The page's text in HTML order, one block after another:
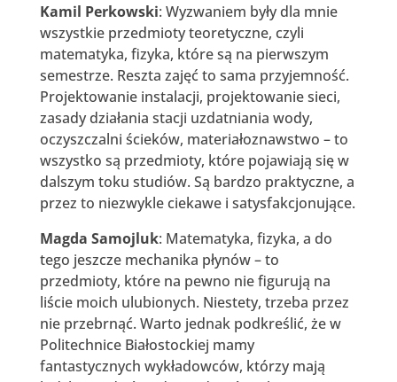
Kamil Perkowski: Wyzwaniem były dla mnie
wszystkie przedmioty teoretyczne, czyli
matematyka, fizyka, które są na pierwszym
semestrze. Reszta zajęć to sama przyjemność.
Projektowanie instalacji, projektowanie sieci,
zasady działania stacji uzdatniania wody,
oczyszczalni ścieków, materiałoznawstwo – to
wszystko są przedmioty, które pojawiają się w
dalszym toku studiów. Są bardzo praktyczne, a
przez to niezwykle ciekawe i satysfakcjonujące.
Magda Samojluk: Matematyka, fizyka, a do
tego jeszcze mechanika płynów – to
przedmioty, które na pewno nie figurują na
liście moich ulubionych. Niestety, trzeba przez
nie przebrnąć. Warto jednak podkreślić, że w
Politechnice Białostockiej mamy
fantastycznych wykładowców, którzy mają